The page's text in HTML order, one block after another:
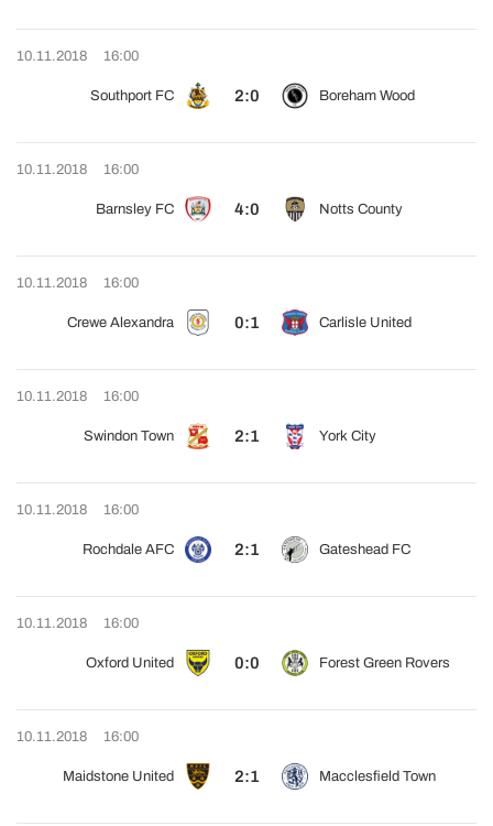
10.11.2018 16:00
Southport FC 2:0 Boreham Wood
10.11.2018 16:00
Barnsley FC 4:0 Notts County
10.11.2018 16:00
Crewe Alexandra 0:1 Carlisle United
10.11.2018 16:00
Swindon Town 2:1 York City
10.11.2018 16:00
Rochdale AFC 2:1 Gateshead FC
10.11.2018 16:00
Oxford United 0:0 Forest Green Rovers
10.11.2018 16:00
Maidstone United 2:1 Macclesfield Town